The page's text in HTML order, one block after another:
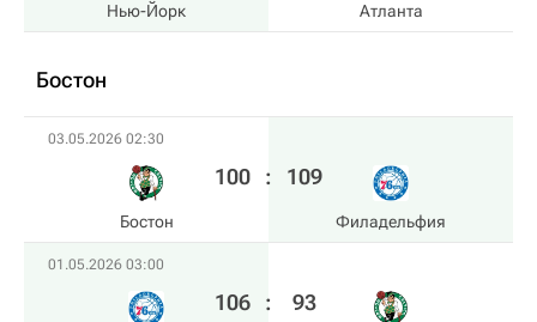
Нью-Йорк Атланта
Бостон
03.05.2026 02:30
Бостон
100 : 109
Филадельфия
01.05.2026 03:00
106 : 93